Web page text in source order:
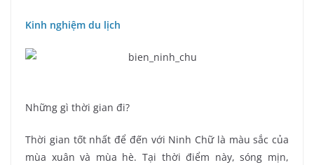
Kinh nghiệm du lịch
Những gì thời gian đi?
Thời gian tốt nhất để đến với Ninh Chữ là màu sắc của
mùa xuân và mùa hè. Tại thời điểm này, sóng mịn,